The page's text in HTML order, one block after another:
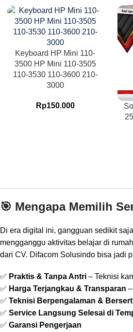
Keyboard HP Mini 110-
3500 HP Mini 110-3505
110-3530 110-3600 210-
3000
Rp150.000
🎯 Mengapa Memilih
Di era digital ini, gangguan sedikit
mengganggu aktivitas belajar di
dari CV. Difacom Solusindo bisa jadi
✅ Praktis & Tanpa Antri – Teknisi
✅ Harga Terjangkau & Transparan
✅ Teknisi Berpengalaman &
✅ Service Langsung Selesai di
✅ Garansi Pengerjaan